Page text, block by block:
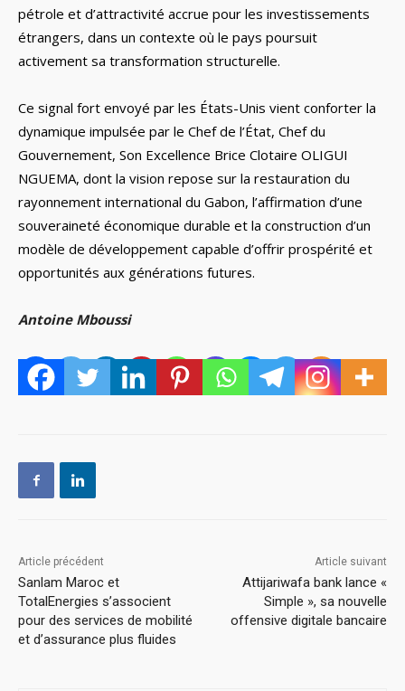
pétrole et d’attractivité accrue pour les investissements
étrangers, dans un contexte où le pays poursuit
activement sa transformation structurelle.
Ce signal fort envoyé par les États-Unis vient conforter la
dynamique impulsée par le Chef de l’État, Chef du
Gouvernement, Son Excellence Brice Clotaire OLIGUI
NGUEMA, dont la vision repose sur la restauration du
rayonnement international du Gabon, l’affirmation d’une
souveraineté économique durable et la construction d’un
modèle de développement capable d’offrir prospérité et
opportunités aux générations futures.
Antoine Mboussi
Article précédent
Sanlam Maroc et
TotalEnergies s’associent
pour des services de mobilité
et d’assurance plus fluides
Article suivant
Attijariwafa bank lance «
Simple », sa nouvelle
offensive digitale bancaire